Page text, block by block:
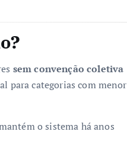
sem convenção coletiva
para categorias com menor
o sistema há anos